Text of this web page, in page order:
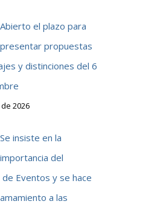
Abierto el plazo para
presentar propuestas
y distinciones del 6
2026
Se insiste en la
importancia del
de Eventos y se hace
a las